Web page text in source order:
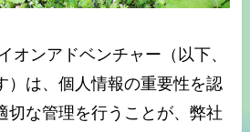
オンアドベンチャー（以下、
）は、個人情報の重要性を認
切な管理を行うことが、弊社